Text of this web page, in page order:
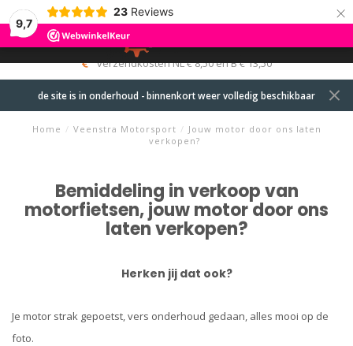
9,7
23 Reviews ×
MENU
0
verzendkosten NL € 8,50 en B € 13,50
de site is in onderhoud - binnenkort weer volledig beschikbaar
Home / Veenstra Motorsport / Jouw motor door ons laten
verkopen?
Bemiddeling in verkoop van
motorfietsen, jouw motor door ons
laten verkopen?
Herken jij dat ook?
Je motor strak gepoetst, vers onderhoud gedaan, alles mooi op de
foto.